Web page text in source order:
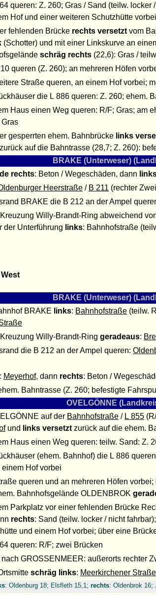
queren: Z. 260; Gras / Sand (teilw.
Hof und einer weiteren Schutzhütte
fehlenden Brücke rechts versetzt vom
(Schotter) und mit einer Linkskurve an
schräg rechts (22,6): Gras /
queren (Z. 260); an mehreren Höfen
Straße queren, an einem Hof vorbei;
die L 886 queren: Z. 260; ehem.
Haus einen Weg queren: R/F; Gras; am
gesperrten ehem. Bahnbrücke links
auf die Bahntrasse (28,7; Z. 260):
BRAKE (Unterweser)
rechts: Beton / Wegeschäden, dann
Heerstraße / B 211 (rechter
BRAKE die B 212 an der Ampel
Willy-Brandt-Ring abweichend
der Unterführung links: Bahnhofstraße
BRAKE (Unterweser)
BRAKE links: Bahnhofstraße (teilw.
Willy-Brandt-Ring geradeaus:
die B 212 an der Ampel queren:
: Meyerhof, dann rechts: Beton /
Bahntrasse (Z. 260; befestigte
OVELGÖNNE
auf der Bahnhofstraße / L 855
und links versetzt zurück auf die ehem.
Haus einen Weg queren: teilw. Sand: Z.
(ehem. Bahnhof) die L 886
einem Hof vorbei
queren und an mehreren Höfen
Bahnhofsgelände OLDENBROK
Parkplatz vor einer fehlenden Brücke
rechts: Sand (teilw. locker / nicht
und einem Hof vorbei; über eine
queren: R/F; zwei Brücken
nach GROSSENMEER: außerorts rechter
schräg links: Meerkirchener Straße
: Oldenburg 18; Elsfleth 15,1; rechts: Oldenbrok 16;